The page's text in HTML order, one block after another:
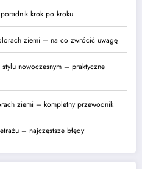
krok po kroku
ziemi – na co zwrócić uwagę
nowoczesnym – praktyczne
ziemi – kompletny przewodnik
– najczęstsze błędy